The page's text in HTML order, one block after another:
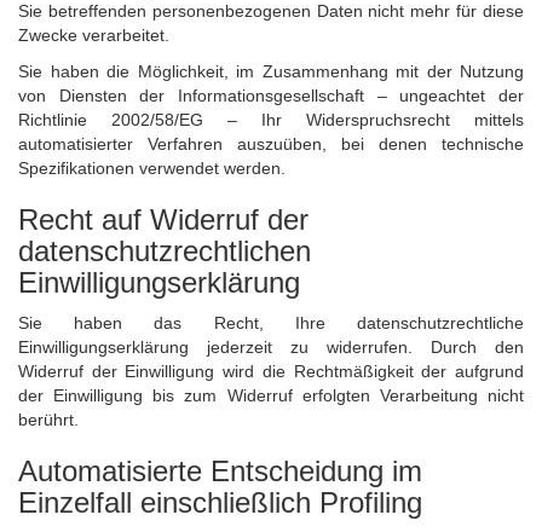
Sie betreffenden personenbezogenen Daten nicht mehr für diese
Zwecke verarbeitet.
Sie haben die Möglichkeit, im Zusammenhang mit der Nutzung
von Diensten der Informationsgesellschaft – ungeachtet der
Richtlinie 2002/58/EG – Ihr Widerspruchsrecht mittels
automatisierter Verfahren auszuüben, bei denen technische
Spezifikationen verwendet werden.
Recht auf Widerruf der
datenschutzrechtlichen
Einwilligungserklärung
Sie haben das Recht, Ihre datenschutzrechtliche
Einwilligungserklärung jederzeit zu widerrufen. Durch den
Widerruf der Einwilligung wird die Rechtmäßigkeit der aufgrund
der Einwilligung bis zum Widerruf erfolgten Verarbeitung nicht
berührt.
Automatisierte Entscheidung im
Einzelfall einschließlich Profiling